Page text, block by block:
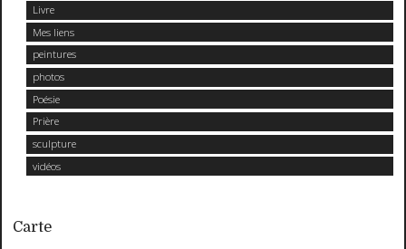
Livre
Mes liens
peintures
photos
Poésie
Prière
sculpture
vidéos
Carte